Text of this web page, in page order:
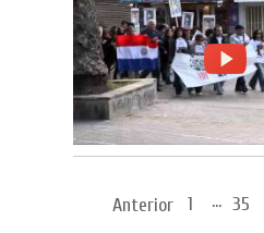
Anterior 1 ... 35